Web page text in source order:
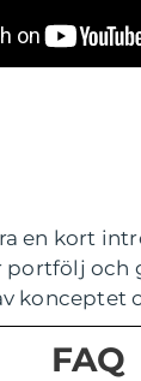
en kort
portfölj och
konceptet
FAQ